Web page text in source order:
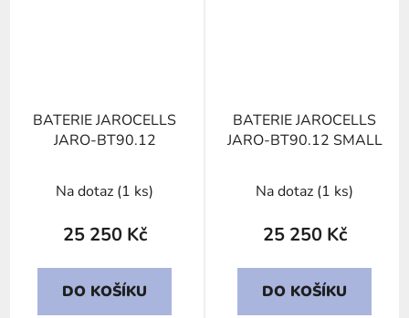
BATERIE JAROCELLS
JARO-BT90.12
Na dotaz (1 ks)
25 250 Kč
DO KOŠÍKU
BATERIE JAROCELLS
JARO-BT90.12 SMALL
Na dotaz (1 ks)
25 250 Kč
DO KOŠÍKU